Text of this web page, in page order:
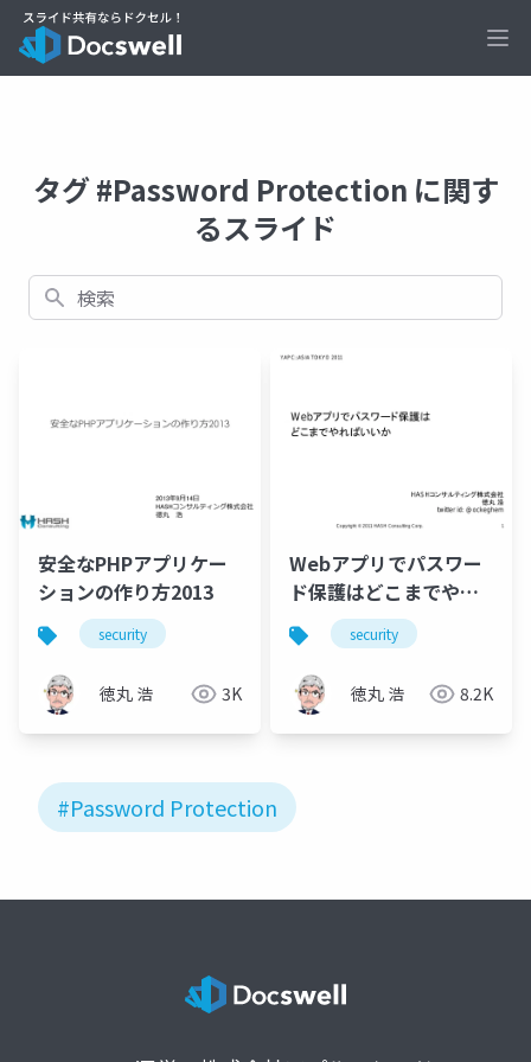
タグ #Password Protection に関す
るスライド
検索
安全なPHPアプリケー
ションの作り方2013
security
徳丸 浩 3K
Webアプリでパスワー
ド保護はどこまでやれ
ばいいかsecurity
徳丸 浩 8.2K
#Password Protection